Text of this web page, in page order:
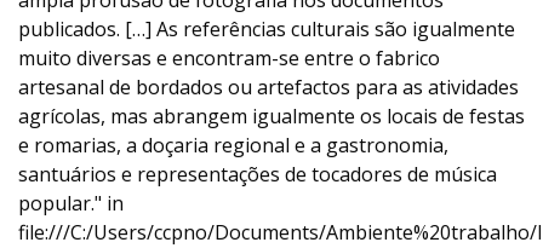
publicados. […] As referências culturais são igualmente
muito diversas e encontram-se entre o fabrico
artesanal de bordados ou artefactos para as atividades
agrícolas, mas abrangem igualmente os locais de festas
e romarias, a doçaria regional e a gastronomia,
santuários e representações de tocadores de música
popular." in
file:///C:/Users/ccpno/Documents/Ambiente%20trabalho/